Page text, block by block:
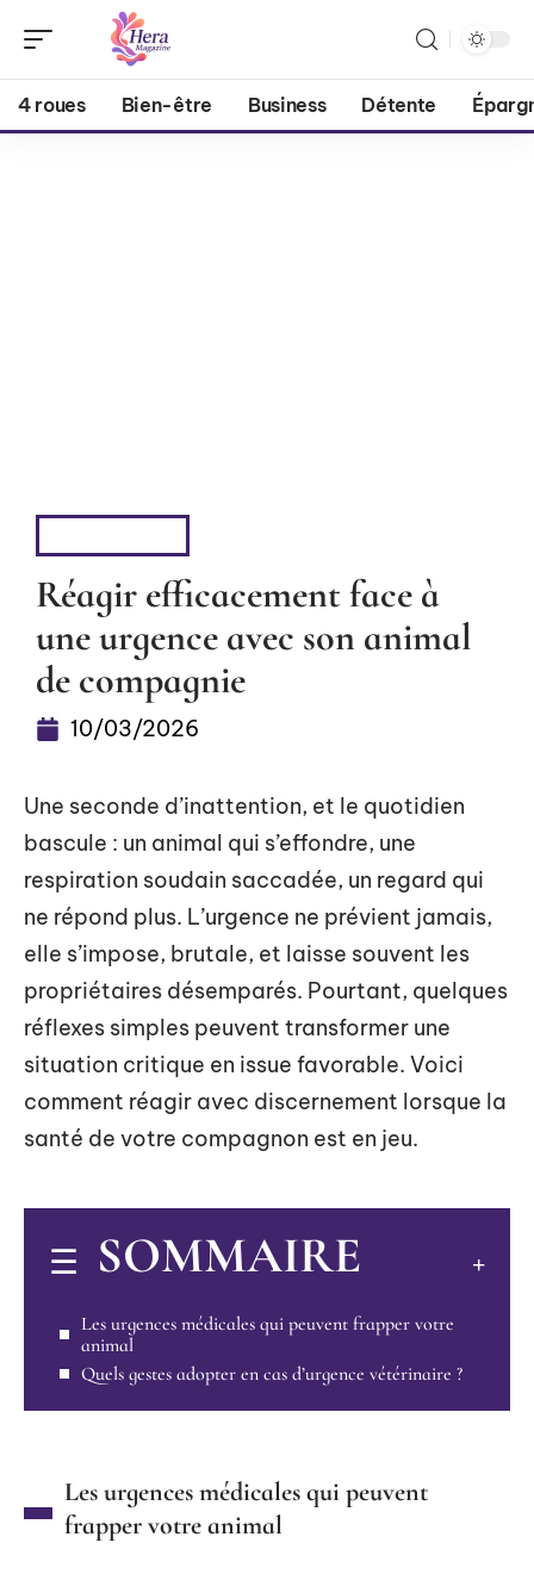
4 roues Bien-être Business Détente
Réagir efficacement face à
une urgence avec son animal
de compagnie
10/03/2026
Une seconde d’inattention, et le quotidien
bascule : un animal qui s’effondre, une
respiration soudain saccadée, un regard qui
ne répond plus. L’urgence ne prévient jamais,
elle s’impose, brutale, et laisse souvent les
propriétaires désemparés. Pourtant, quelques
réflexes simples peuvent transformer une
situation critique en issue favorable. Voici
comment réagir avec discernement lorsque la
santé de votre compagnon est en jeu.
SOMMAIRE
Les urgences médicales qui peuvent frapper votre
animal
Quels gestes adopter en cas d’urgence vétérinaire ?
Les urgences médicales qui peuvent
frapper votre animal